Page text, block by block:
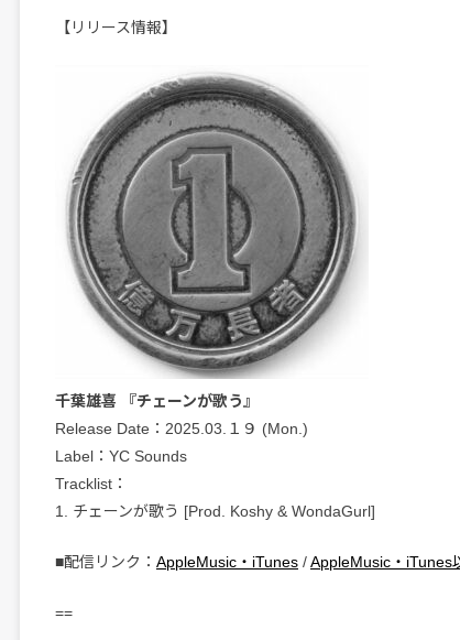
【リリース情報】
千葉雄喜 『チェーンが歌う』
Release Date：2025.03.１９ (Mon.)
Label：YC Sounds
Tracklist：
1. チェーンが歌う [Prod. Koshy & WondaGurl]
■配信リンク： AppleMusic・iTunes /AppleMusic・iTunes
==